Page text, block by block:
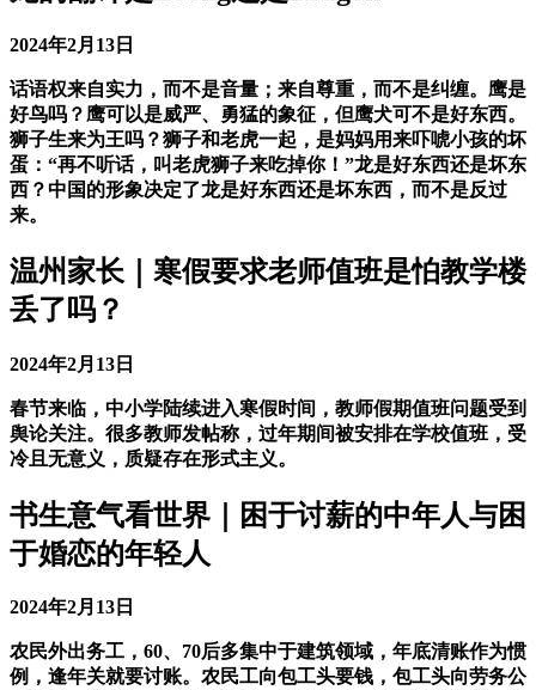
2024年2月13日
话语权来自实力，而不是音量；来自尊重，而不是纠缠。鹰是
好鸟吗？鹰可以是威严、勇猛的象征，但鹰犬可不是好东西。
狮子生来为王吗？狮子和老虎一起，是妈妈用来吓唬小孩的坏
蛋：“再不听话，叫老虎狮子来吃掉你！”龙是好东西还是坏东
西？中国的形象决定了龙是好东西还是坏东西，而不是反过
来。
温州家长｜寒假要求老师值班是怕教学楼
丢了吗？
2024年2月13日
春节来临，中小学陆续进入寒假时间，教师假期值班问题受到
舆论关注。很多教师发帖称，过年期间被安排在学校值班，受
冷且无意义，质疑存在形式主义。
书生意气看世界｜困于讨薪的中年人与困
于婚恋的年轻人
2024年2月13日
农民外出务工，60、70后多集中于建筑领域，年底清账作为惯
例，逢年关就要讨账。农民工向包工头要钱，包工头向劳务公